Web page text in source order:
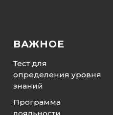
ВАЖНОЕ
Тест для
определения уровня
знаний
Программа
лояльности